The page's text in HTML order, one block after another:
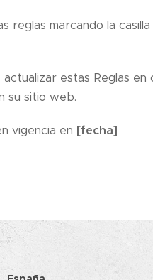
reglas marcando la
estas Reglas en
su sitio web.
vigencia en [fecha]
en 1